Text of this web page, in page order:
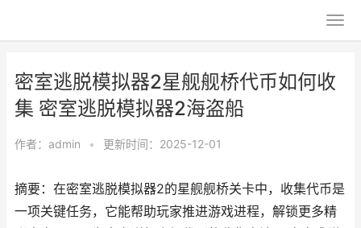
密室逃脱模拟器2星舰舰桥代币如何收
集 密室逃脱模拟器2海盗船
作者： admin • 更新时间：2025-12-01
摘要：在密室逃脱模拟器2的星舰舰桥关卡中，收集代币是
一项关键任务，它能帮助玩家推进游戏进程，解锁更多精